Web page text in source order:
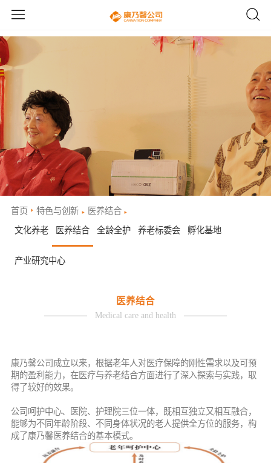
首页 特色与创新
医养结合
文化养老
医养结合 全龄全护 养老标委会 孵化基地
产业研究中心
医养结合
Medical care and health
康乃馨公司成立以来，根据老年人对医疗保障的刚性需求以及可预
期的盈利能力，在医疗与养老结合方面进行了深入探索与实践，取
得了较好的效果。
公司呵护中心、医院、护理院三位一体，既相互独立又相互融合，
能够为不同年龄阶段、不同身体状况的老人提供全方位的服务，构
成了康乃馨医养结合的基本模式。